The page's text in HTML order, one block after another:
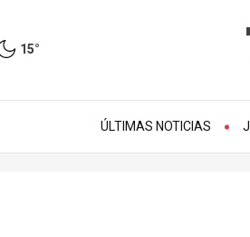
15°
ÚLTIMAS NOTICIAS